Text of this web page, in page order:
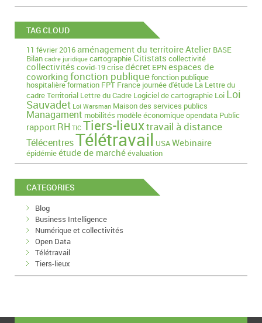
TAG CLOUD
11 février 2016aménagement du territoireAtelier BASE
Bilan cadre juridique cartographieCitistats collectivité
collectivités covid-19crisedécret EPN espaces de
coworking fonction publiquefonction publique
hospitalièreformation FPT France journée d'étude La Lettre du
cadre Territorial Lettre du Cadre Logiciel de cartographie Loi Loi
Sauvadet Loi Warsman Maison des services publics
Managament mobilités modèle économiqueopendata Public
rapport RH TIC Tiers-lieuxtravail à distance
TélécentresTélétravail USAWebinaire
épidémieétude de marchéévaluation
CATEGORIES
Blog
Business Intelligence
Numérique et collectivités
Open Data
Télétravail
Tiers-lieux